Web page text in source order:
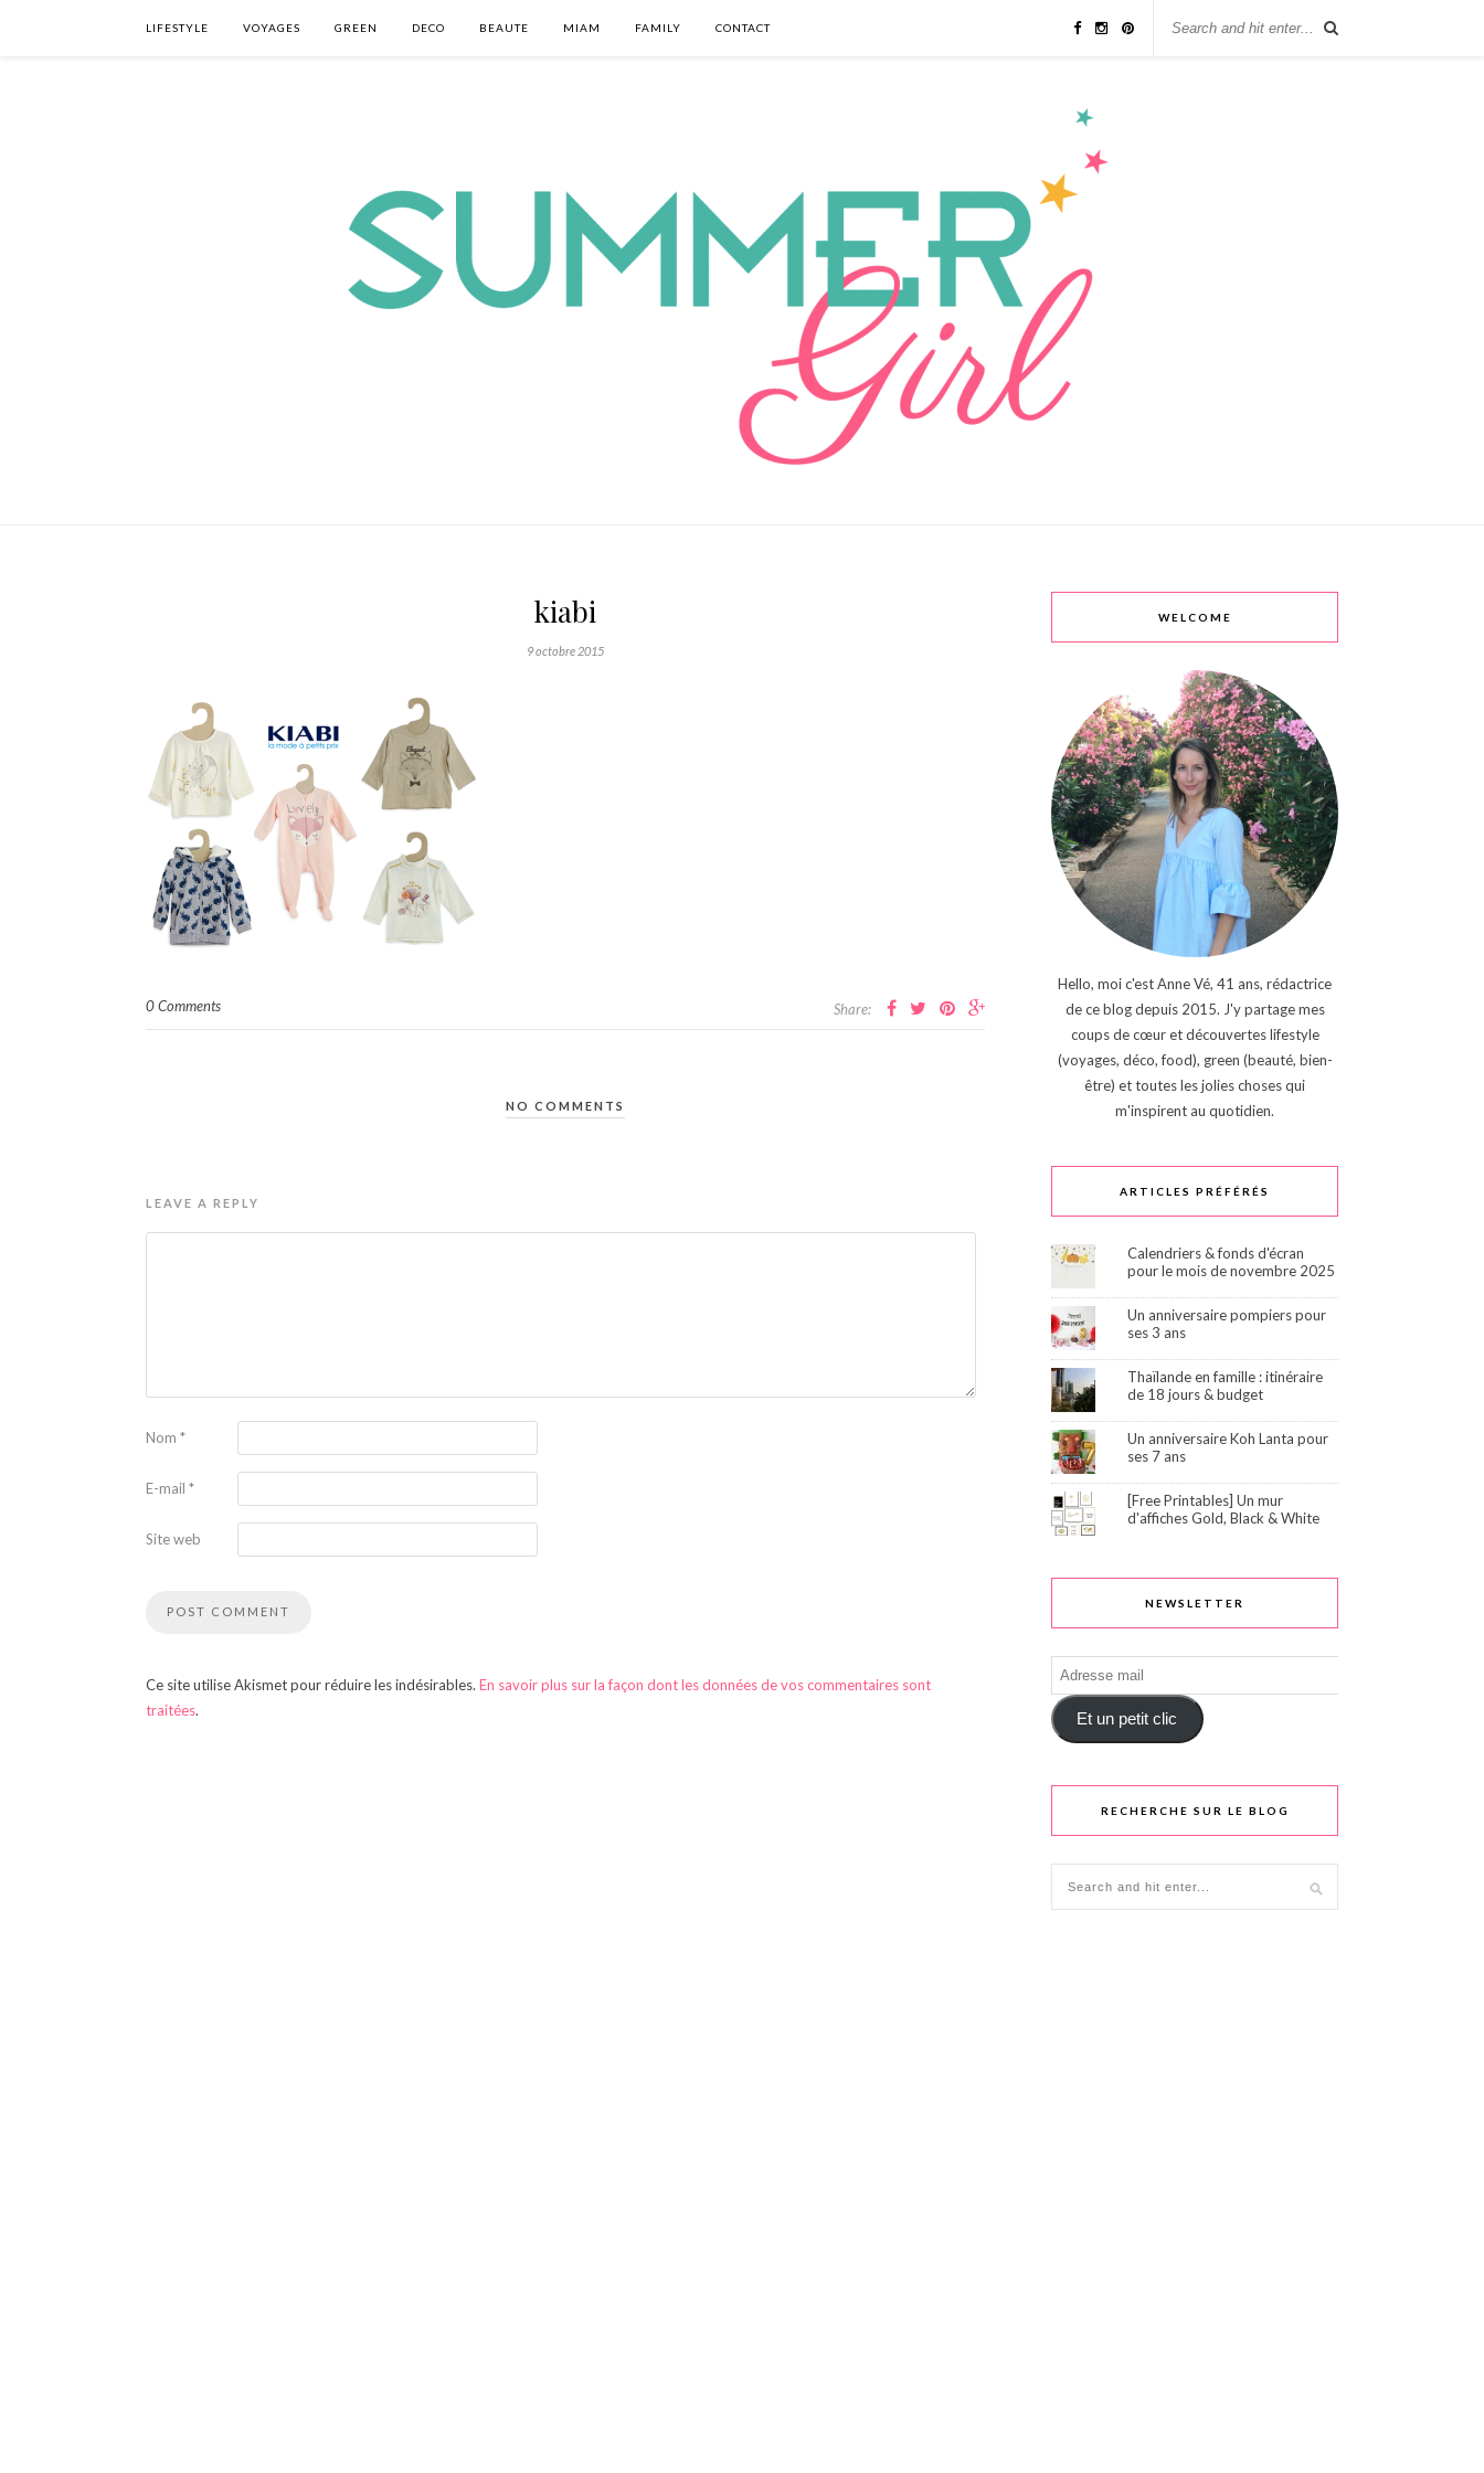
LIFESTYLE VOYAGES GREEN DECO BEAUTE MIAM FAMILY CONTACT
kiabi
9 octobre 2015
0 Comments Share:
NO COMMENTS
LEAVE A REPLY
Nom *
E-mail *
Site web
Ce site utilise Akismet pour réduire les indésirables. En savoir plus sur la façon dont les données de vos commentaires sont
traitées.
WELCOME
Hello, moi c'est Anne Vé, 41 ans, rédactrice
de ce blog depuis 2015. J'y partage mes
coups de cœur et découvertes lifestyle
(voyages, déco, food), green (beauté, bien-
être) et toutes les jolies choses qui
m'inspirent au quotidien.
ARTICLES PRÉFÉRÉS
Calendriers & fonds d'écran
pour le mois de novembre 2025
Un anniversaire pompiers pour
ses 3 ans
Thaïlande en famille : itinéraire
de 18 jours & budget
Un anniversaire Koh Lanta pour
ses 7 ans
[Free Printables] Un mur
d'affiches Gold, Black & White
NEWSLETTER
Adresse
mail
Et un petit clic
RECHERCHE SUR LE BLOG